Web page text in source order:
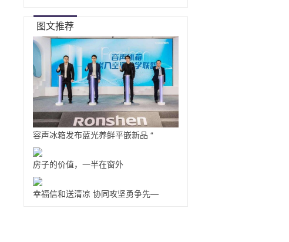
图文推荐
容声冰箱发布蓝光养鲜平嵌新品 “
房子的价值，一半在窗外
幸福信和送清凉 协同攻坚勇争先—